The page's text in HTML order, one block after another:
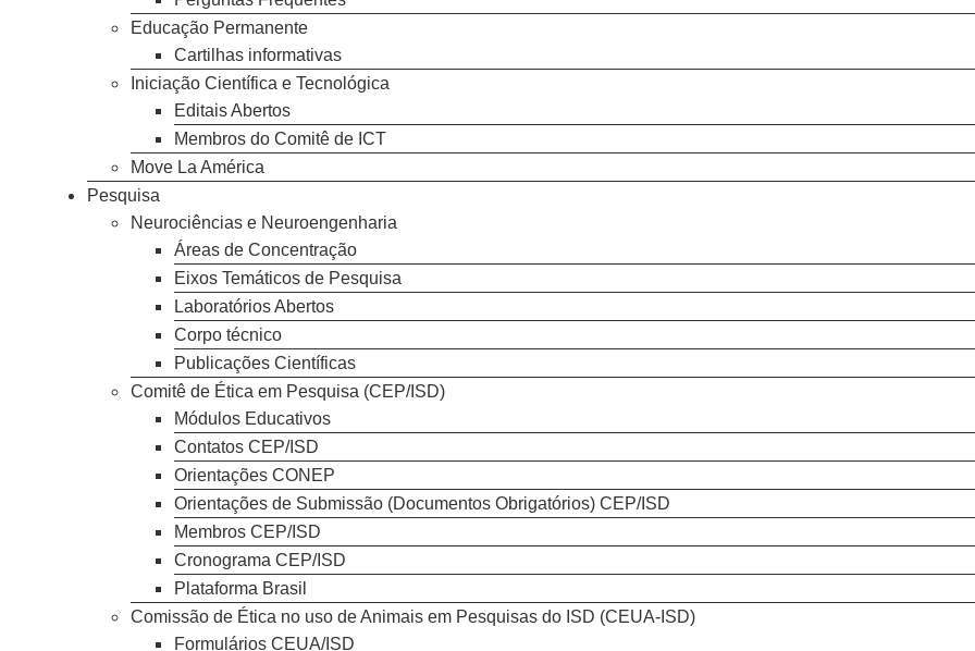
Educação Permanente
Cartilhas informativas
Iniciação Científica e Tecnológica
Editais Abertos
Membros do Comitê de ICT
Move La América
Pesquisa
Neurociências e Neuroengenharia
Áreas de Concentração
Eixos Temáticos de Pesquisa
Laboratórios Abertos
Corpo técnico
Publicações Científicas
Comitê de Ética em Pesquisa (CEP/ISD)
Módulos Educativos
Contatos CEP/ISD
Orientações CONEP
Orientações de Submissão (Documentos Obrigatórios) CEP/ISD
Membros CEP/ISD
Cronograma CEP/ISD
Plataforma Brasil
Comissão de Ética no uso de Animais em Pesquisas do ISD (CEUA-ISD)
Formulários CEUA/ISD